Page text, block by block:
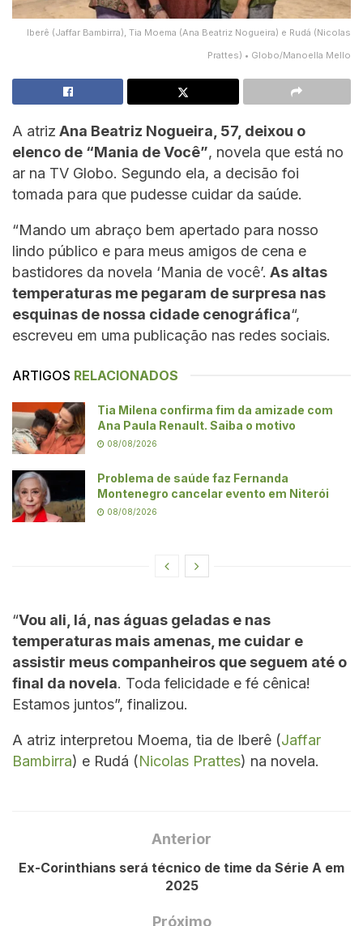
Iberê (Jaffar Bambirra), Tia Moema (Ana Beatriz Nogueira) e Rudá (Nicolas
Prattes) • Globo/Manoella Mello
A atriz Ana Beatriz Nogueira, 57, deixou o
elenco de “Mania de Você”, novela que está no
ar na TV Globo. Segundo ela, a decisão foi
tomada para que pudesse cuidar da saúde.
“Mando um abraço bem apertado para nosso
lindo público e para meus amigos de cena e
bastidores da novela ‘Mania de você’. As altas
temperaturas me pegaram de surpresa nas
esquinas de nossa cidade cenográfica“,
escreveu em uma publicação nas redes sociais.
ARTIGOS RELACIONADOS
Tia Milena confirma fim da amizade com
Ana Paula Renault. Saiba o motivo
08/08/2026
Problema de saúde faz Fernanda
Montenegro cancelar evento em Niterói
08/08/2026
“Vou ali, lá, nas águas geladas e nas
temperaturas mais amenas, me cuidar e
assistir meus companheiros que seguem até o
final da novela. Toda felicidade e fé cênica!
Estamos juntos”, finalizou.
A atriz interpretou Moema, tia de Iberê (Jaffar
Bambirra) e Rudá (Nicolas Prattes) na novela.
Anterior
Ex-Corinthians será técnico de time da Série A em
2025
Próximo